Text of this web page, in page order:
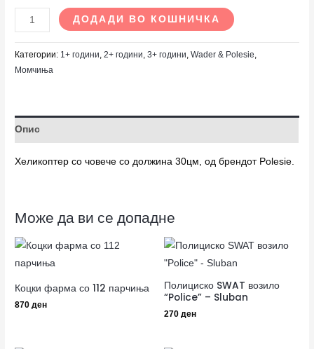
ДОДАДИ ВО КОШНИЧКА
Категории: 1+ години ,2+ години ,3+ години ,Wader & Polesie
Момчиња
Опис
Хеликоптер со човече со должина 30цм, од брендот Polesie.
Може да ви се допадне
Коцки фарма со 112 парчиња
870ден
Полициско SWAT возило
“Police” – Sluban
270 ден